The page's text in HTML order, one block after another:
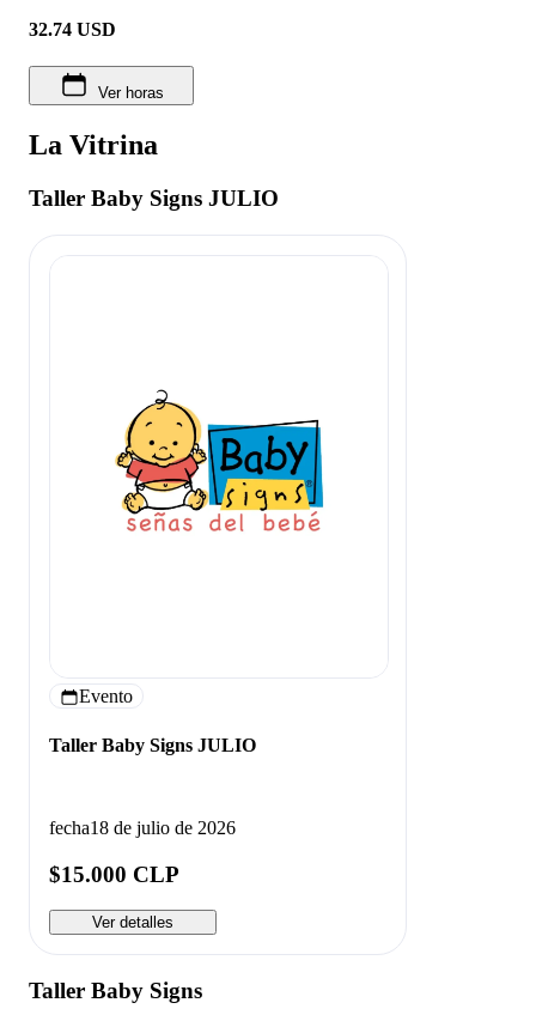
32.74 USD
Ver horas
La Vitrina
Taller Baby Signs JULIO
Evento
Taller Baby Signs JULIO
fecha18 de julio de 2026
$15.000 CLP
Ver detalles
Taller Baby Signs